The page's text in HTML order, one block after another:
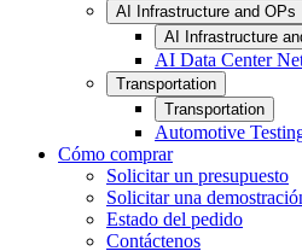
AI Infrastructure and OPs
AI Infrastructure
AI Data Center
Transportation
Transportation
Automotive
Cómo comprar
Solicitar un presupuesto
Solicitar una
Estado del pedido
Contáctenos